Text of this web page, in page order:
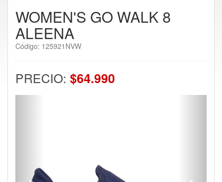
WOMEN'S GO WALK 8
ALEENA
Código: 125921NVW
PRECIO: $64.990